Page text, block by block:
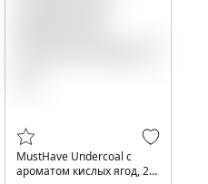
MustHave Undercoal с
ароматом кислых ягод, 25